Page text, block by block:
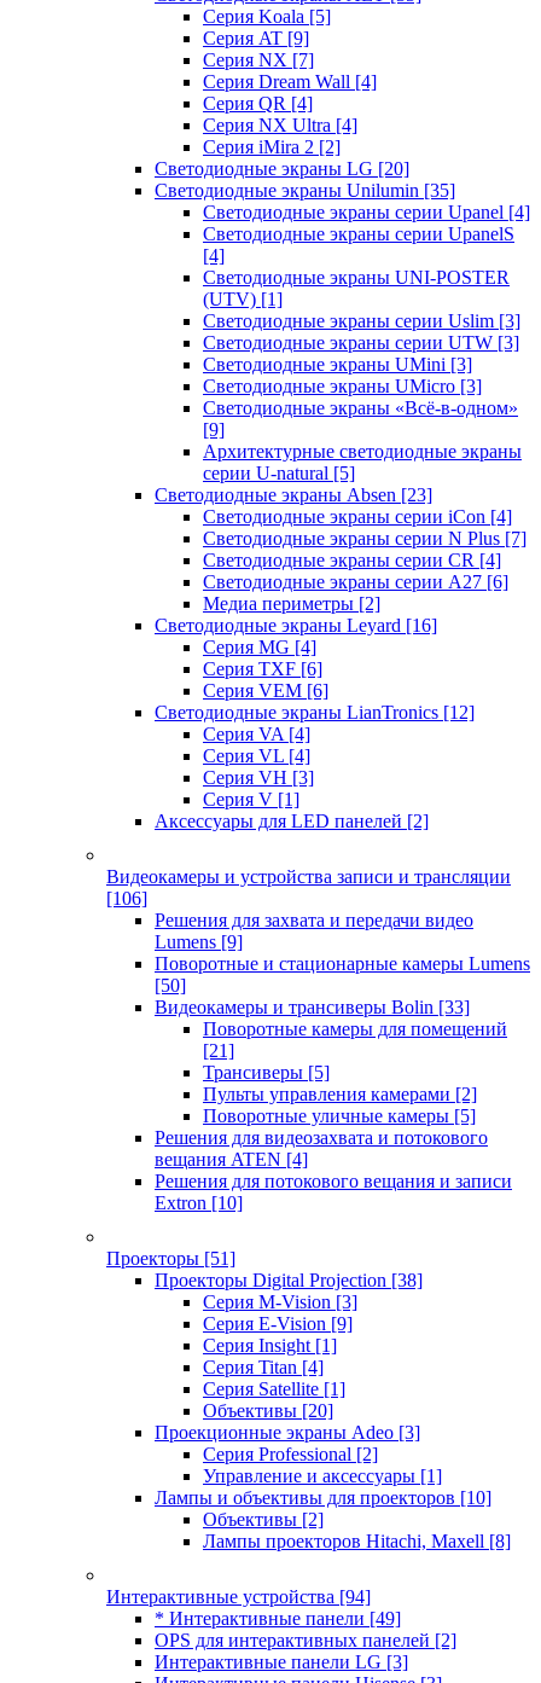
Cерия Koala [5]
Серия AT [9]
Серия NX [7]
Серия Dream Wall [4]
Серия QR [4]
Серия NX Ultra [4]
Серия iMira 2 [2]
Светодиодные экраны LG [20]
Светодиодные экраны Unilumin [35]
Светодиодные экраны серии Upanel [4]
Светодиодные экраны серии UpanelS
[4]
Светодиодные экраны UNI-POSTER
(UTV) [1]
Светодиодные экраны серии Uslim [3]
Светодиодные экраны серии UTW [3]
Светодиодные экраны UMini [3]
Светодиодные экраны UMicro [3]
Светодиодные экраны «Всё-в-одном»
[9]
Архитектурные светодиодные экраны
серии U-natural [5]
Светодиодные экраны Absen [23]
Светодиодные экраны серии iCon [4]
Светодиодные экраны серии N Plus [7]
Светодиодные экраны серии CR [4]
Светодиодные экраны серии А27 [6]
Медиа периметры [2]
Светодиодные экраны Leyard [16]
Серия MG [4]
Серия TXF [6]
Серия VEM [6]
Светодиодные экраны LianTronics [12]
Серия VA [4]
Серия VL [4]
Серия VH [3]
Серия V [1]
Аксессуары для LED панелей [2]
Видеокамеры и устройства записи и трансляции
[106]
Решения для захвата и передачи видео
Lumens [9]
Поворотные и стационарные камеры Lumens
[50]
Видеокамеры и трансиверы Bolin [33]
Поворотные камеры для помещений
[21]
Трансиверы [5]
Пульты управления камерами [2]
Поворотные уличные камеры [5]
Решения для видеозахвата и потокового
вещания ATEN [4]
Решения для потокового вещания и записи
Extron [10]
Проекторы [51]
Проекторы Digital Projection [38]
Серия M-Vision [3]
Серия E-Vision [9]
Серия Insight [1]
Серия Titan [4]
Серия Satellite [1]
Объективы [20]
Проекционные экраны Adeo [3]
Серия Professional [2]
Управление и аксессуары [1]
Лампы и объективы для проекторов [10]
Объективы [2]
Лампы проекторов Hitachi, Maxell [8]
Интерактивные устройства [94]
* Интерактивные панели [49]
OPS для интерактивных панелей [2]
Интерактивные панели LG [3]